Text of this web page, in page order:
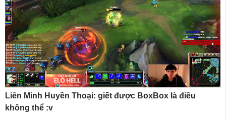
Liên Minh Huyền Thoại: giết được BoxBox là điều
không thể :v